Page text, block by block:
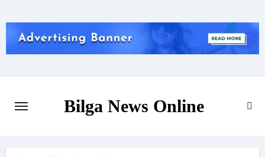
to
content
Bilga News Online